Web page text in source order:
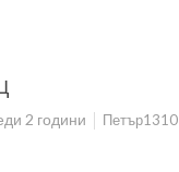
2 години Петър1310